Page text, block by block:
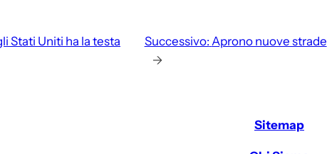
Stati Uniti ha la testa
Successivo: Aprono nuove strade
→
Sitemap